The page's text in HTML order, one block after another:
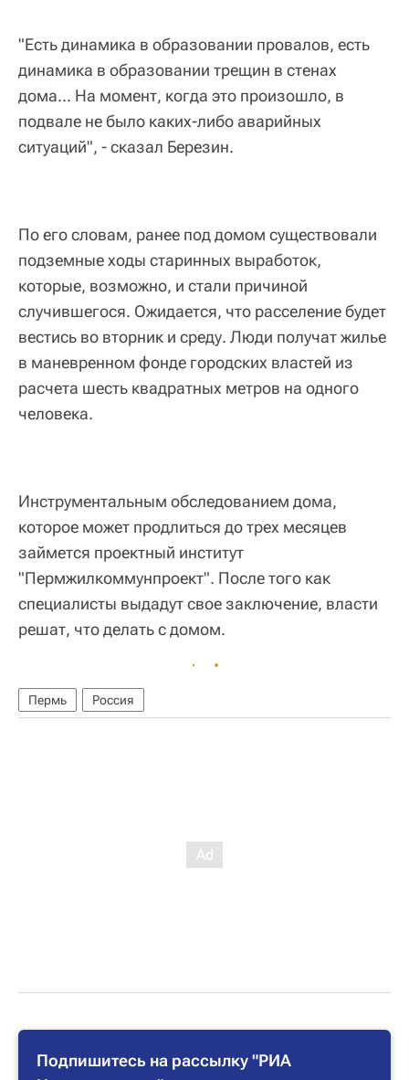
"Есть динамика в образовании провалов, есть
динамика в образовании трещин в стенах
дома... На момент, когда это произошло, в
подвале не было каких-либо аварийных
ситуаций", - сказал Березин.
По его словам, ранее под домом существовали
подземные ходы старинных выработок,
которые, возможно, и стали причиной
случившегося. Ожидается, что расселение будет
вестись во вторник и среду. Люди получат жилье
в маневренном фонде городских властей из
расчета шесть квадратных метров на одного
человека.
Инструментальным обследованием дома,
которое может продлиться до трех месяцев
займется проектный институт
"Пермжилкоммунпроект". После того как
специалисты выдадут свое заключение, власти
решат, что делать с домом.
Пермь Россия
Подпишитесь на рассылку "РИА